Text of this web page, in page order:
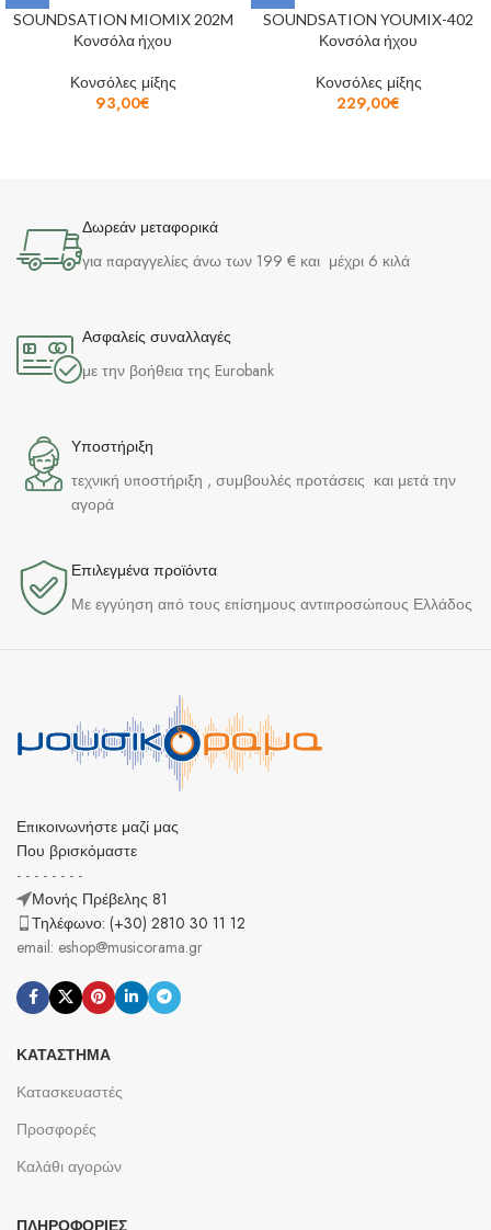
SOUNDSATION MIOMIX 202M
Κονσόλα ήχου
Κονσόλες μίξης
93,00€
SOUNDSATION YOUMIX-402
Κονσόλα ήχου
Κονσόλες μίξης
229,00€
Δωρεάν μεταφορικά
για παραγγελίες άνω των 199 € και μέχρι 6 κιλά
Ασφαλείς συναλλαγές
με την βοήθεια της Eurobank
Υποστήριξη
τεχνική υποστήριξη , συμβουλές προτάσεις και μετά την
αγορά
Επιλεγμένα προϊόντα​
Με εγγύηση από τους επίσημους αντιπροσώπους Ελλάδος
Επικοινωνήστε μαζί μας
Που βρισκόμαστε
- - - - - - - -
Μονής Πρέβελης 81
Τηλέφωνο: (+30) 2810 30 11 12
email: eshop@musicorama.gr
ΚΑΤΆΣΤΗΜΑ
Κατασκευαστές
Προσφορές
Καλάθι αγορών
ΠΛΗΡΟΦΟΡΊΕΣ